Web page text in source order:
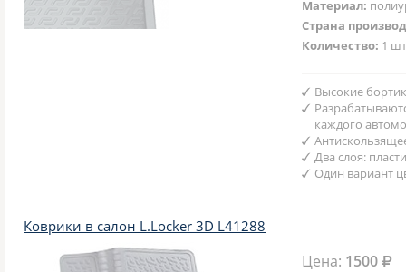
Материал:
Страна
Количество: 1
Высокие
каждого
Два слоя:
Один вариант
Коврики в салон L.Locker 3D L41288
Цена: 1500